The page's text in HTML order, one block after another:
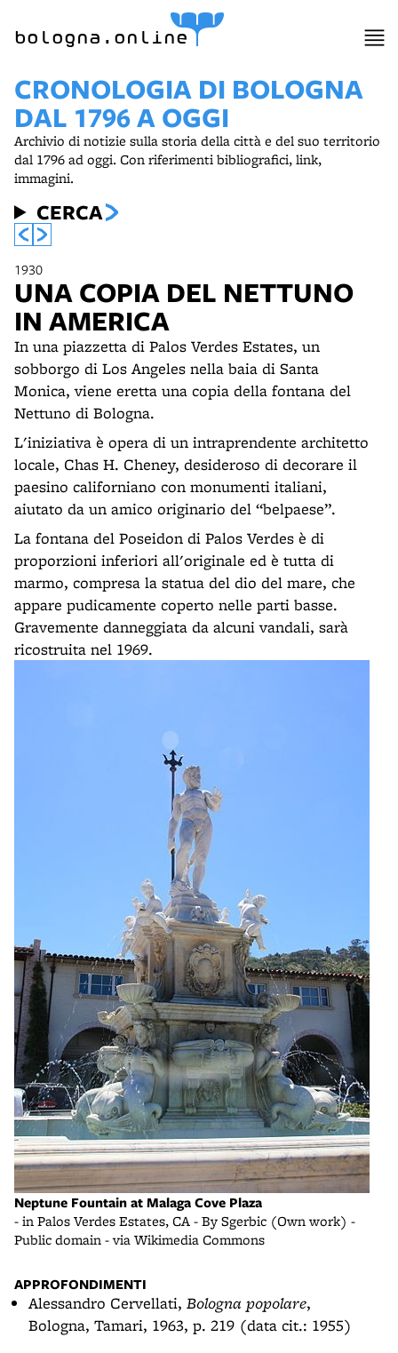
bologna.online
CRONOLOGIA DI BOLOGNA
DAL 1796 A OGGI
Archivio di notizie sulla storia della città e del suo territorio
dal 1796 ad oggi. Con riferimenti bibliografici, link,
immagini.
CERCA
1930
UNA COPIA DEL NETTUNO
IN AMERICA
In una piazzetta di Palos Verdes Estates, un
sobborgo di Los Angeles nella baia di Santa
Monica, viene eretta una copia della fontana del
Nettuno di Bologna.
L'iniziativa è opera di un intraprendente architetto
locale, Chas H. Cheney, desideroso di decorare il
paesino californiano con monumenti italiani,
aiutato da un amico originario del “belpaese”.
La fontana del Poseidon di Palos Verdes è di
proporzioni inferiori all'originale ed è tutta di
marmo, compresa la statua del dio del mare, che
appare pudicamente coperto nelle parti basse.
Gravemente danneggiata da alcuni vandali, sarà
ricostruita nel 1969.
Neptune Fountain at Malaga Cove Plaza
- in Palos Verdes Estates, CA - By Sgerbic (Own work) -
Public domain - via Wikimedia Commons
APPROFONDIMENTI
Alessandro Cervellati, Bologna popolare,
Bologna, Tamari, 1963, p. 219 (data cit.: 1955)